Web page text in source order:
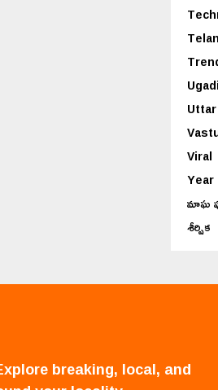
Viral
మాఘ
శీర్షిక
breaking, local, and